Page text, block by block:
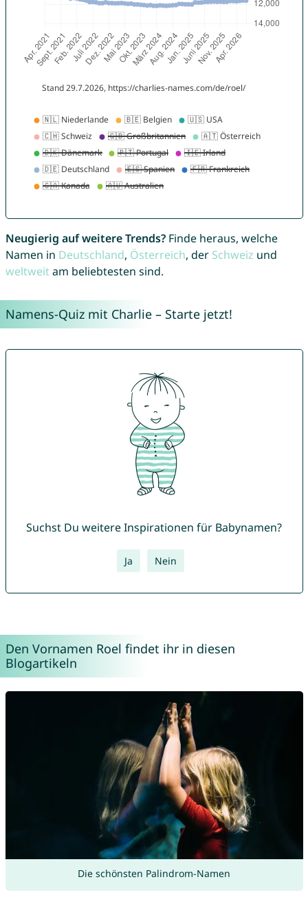
Neugierig auf weitere Trends?Finde heraus, welche
Namen in Deutschland, Österreich, der Schweiz und
weltweitam beliebtesten sind.
Namens-Quiz mit Charlie – Starte jetzt!
Suchst Du weitere Inspirationen für Babynamen?
Ja Nein
Den Vornamen Roel findet ihr in diesen
Blogartikeln
Die schönsten Palindrom-Namen